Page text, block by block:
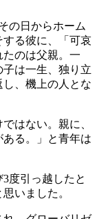
の日からホーム
する彼に、「可哀
のは父親。一
は一生、独り立
、機上の人とな
はない。親に、
る。」と青年は
度引っ越したと
いました。